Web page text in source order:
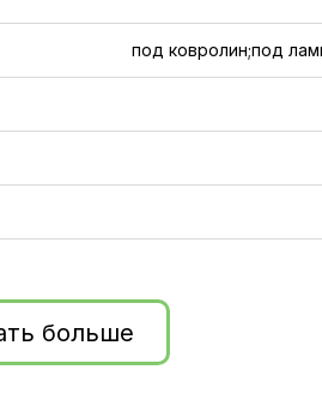
под ковролин;под
больше